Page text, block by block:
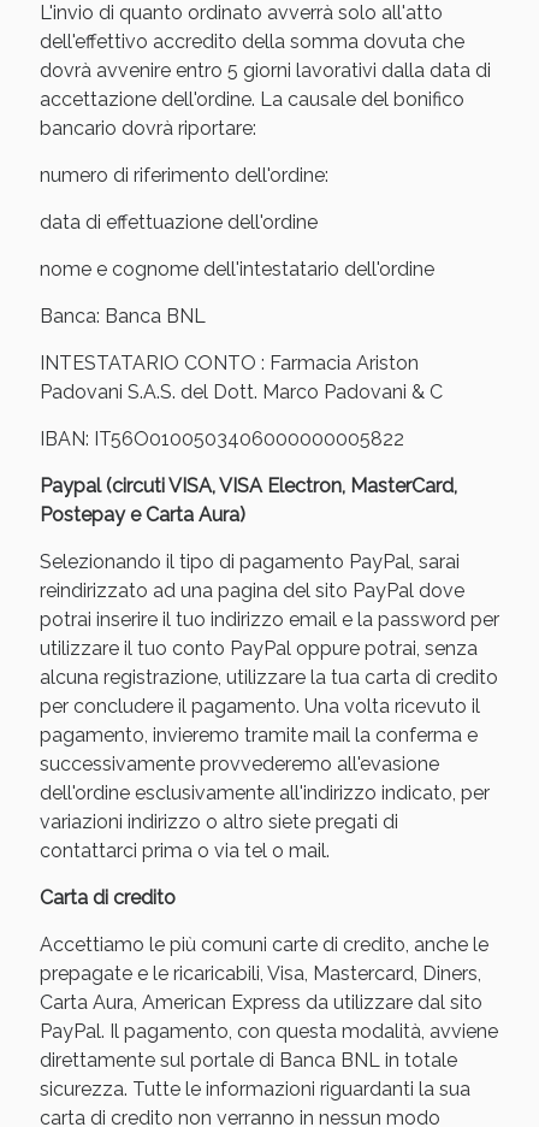
L'invio di quanto ordinato avverrà solo all'atto
dell'effettivo accredito della somma dovuta che
dovrà avvenire entro 5 giorni lavorativi dalla data di
accettazione dell'ordine. La causale del bonifico
bancario dovrà riportare:
numero di riferimento dell'ordine:
data di effettuazione dell'ordine
nome e cognome dell'intestatario dell'ordine
Banca: Banca BNL
INTESTATARIO CONTO : Farmacia Ariston
Padovani S.A.S. del Dott. Marco Padovani & C
IBAN: IT56O0100503406000000005822
Paypal (circuti VISA, VISA Electron, MasterCard,
Postepay e Carta Aura)
Selezionando il tipo di pagamento PayPal, sarai
reindirizzato ad una pagina del sito PayPal dove
potrai inserire il tuo indirizzo email e la password per
utilizzare il tuo conto PayPal oppure potrai, senza
alcuna registrazione, utilizzare la tua carta di credito
per concludere il pagamento. Una volta ricevuto il
pagamento, invieremo tramite mail la conferma e
successivamente provvederemo all'evasione
dell'ordine esclusivamente all'indirizzo indicato, per
variazioni indirizzo o altro siete pregati di
contattarci prima o via tel o mail.
Carta di credito
Accettiamo le più comuni carte di credito, anche le
prepagate e le ricaricabili, Visa, Mastercard, Diners,
Carta Aura, American Express da utilizzare dal sito
PayPal. Il pagamento, con questa modalità, avviene
direttamente sul portale di Banca BNL in totale
sicurezza. Tutte le informazioni riguardanti la sua
carta di credito non verranno in nessun modo
Sconto fino al 55% disponibile oggi!
Vie Urinarie e Prostata: Sconti fino al 45% oggi!
Benessere Intestinale: Sconto fino al 55% valido